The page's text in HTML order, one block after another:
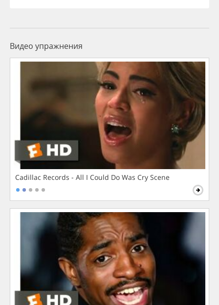
Видео упражнения
Cadillac Records - All I Could Do Was Cry Scene